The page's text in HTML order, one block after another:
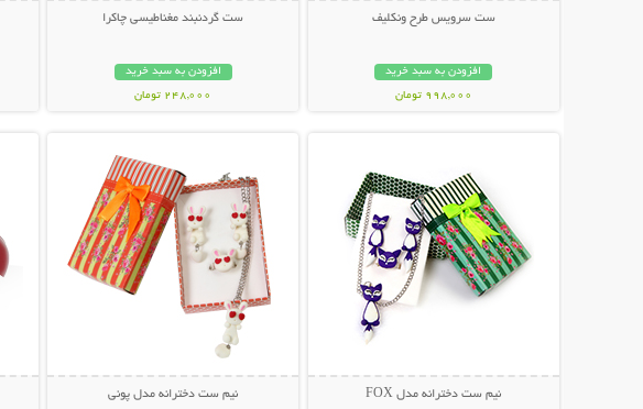
ست سرویس طرح ونکلیف
افزودن به سبد خرید
998,000 تومان
ست گردنبند مغناطیسی چاکرا
افزودن به سبد خرید
248,000 تومان
نیم ست دخترانه مدل FOX نیم ست دخترانه مدل پونی